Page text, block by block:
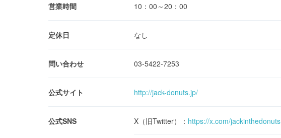
営業時間 10：00～20：00
定休日 なし
問い合わせ 03-5422-7253
公式サイト http://jack-donuts.jp/
公式SNS X（旧Twitter）： https://x.com/jackinthedonuts